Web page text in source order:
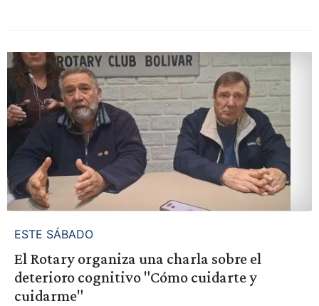
ESTE SÁBADO
El Rotary organiza una charla sobre el
deterioro cognitivo "Cómo cuidarte y
cuidarme"